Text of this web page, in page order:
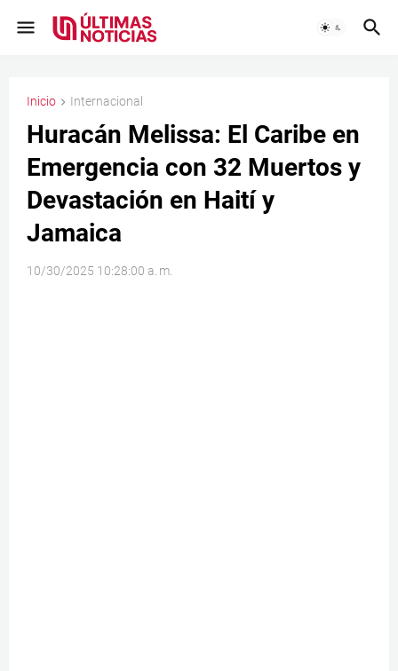
Inicio Internacional
Huracán Melissa: El Caribe en
Emergencia con 32 Muertos y
Devastación en Haití y
Jamaica
10/30/2025 10:28:00 a. m.